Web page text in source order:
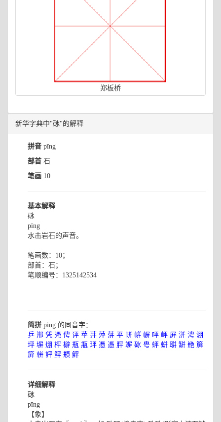
郑板桥
新华字典中"砯"的解释
拼音 pīng
部首 石
笔画 10
基本解释
砯
pīng
水击岩石的声音。
笔画数：10；
部首：石；
笔顺编号：1325142534
简拼 ping 的同音字：
乒 郱 凭 凴 俜 评 苹 荓 萍 蓱 平 帡 帲 幈 呯 岼 屛 洴 涄 淜
坪 塀 焩 枰 檘 瓶 甁 玶 慿 憑 胓 竮 砯 甹 蚲 蛢 聠 缾 艵 箳
簈 軿 評 鲆 頩 鮃
详细解释
砯
pīng
【象】